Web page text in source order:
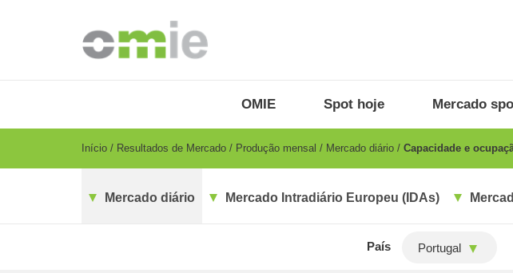
PT
OMIE Spot hoje Mercado
Breadcrumb
Início Resultados de Mercado Produção mensal Mercado diário Capacidade e
Mercado diário Mercado Intradiário Europeu (IDAs)
País Portugal